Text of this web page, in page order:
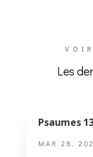
Les
Psaumes
MAR 28,